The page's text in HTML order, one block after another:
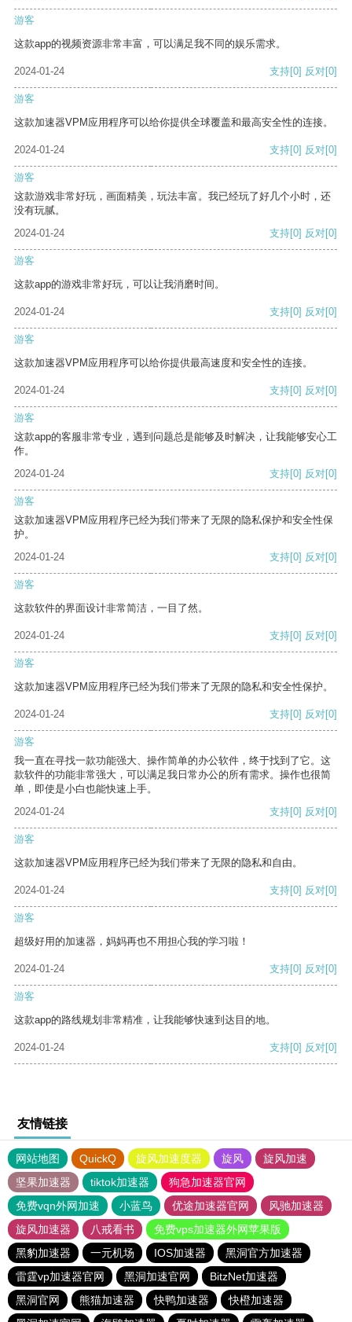
游客
这款app的视频资源非常丰富，可以满足我不同的娱乐需求。
2024-01-24 支持[0] 反对[0]
游客
这款加速器VPM应用程序可以给你提供全球覆盖和最高安全性的连接。
2024-01-24 支持[0] 反对[0]
游客
这款游戏非常好玩，画面精美，玩法丰富。我已经玩了好几个小时，还
没有玩腻。
2024-01-24
支持[0] 反对[0]
游客
这款app的游戏非常好玩，可以让我消磨时间。
2024-01-24 支持[0] 反对[0]
游客
这款加速器VPM应用程序可以给你提供最高速度和安全性的连接。
2024-01-24 支持[0] 反对[0]
游客
这款app的客服非常专业，遇到问题总是能够及时解决，让我能够安心工
作。
2024-01-24
支持[0] 反对[0]
游客
这款加速器VPM应用程序已经为我们带来了无限的隐私保护和安全性保
护。
2024-01-24
支持[0] 反对[0]
游客
这款软件的界面设计非常简洁，一目了然。
2024-01-24 支持[0] 反对[0]
游客
这款加速器VPM应用程序已经为我们带来了无限的隐私和安全性保护。
2024-01-24 支持[0] 反对[0]
游客
我一直在寻找一款功能强大、操作简单的办公软件，终于找到了它。这
款软件的功能非常强大，可以满足我日常办公的所有需求。操作也很简
单，即使是小白也能快速上手。
2024-01-24
支持[0] 反对[0]
游客
这款加速器VPM应用程序已经为我们带来了无限的隐私和自由。
2024-01-24 支持[0] 反对[0]
游客
超级好用的加速器，妈妈再也不用担心我的学习啦！
2024-01-24 支持[0] 反对[0]
游客
这款app的路线规划非常精准，让我能够快速到达目的地。
2024-01-24 支持[0] 反对[0]
友情链接
网站地图 QuickQ 旋风加速度器 旋风
旋风加速
坚果加速器
tiktok加速器
狗急加速器官网
免费vqn外网加速
小蓝鸟 优途加速器官网
风驰加速器
旋风加速器
八戒看书
免费vps加速器外网苹果版
黑豹加速器
一元机场 IOS加速器
黑洞官方加速器
雷霆vp加速器官网
黑洞加速官网
BitzNet加速器
黑洞官网
熊猫加速器 快鸭加速器
快橙加速器